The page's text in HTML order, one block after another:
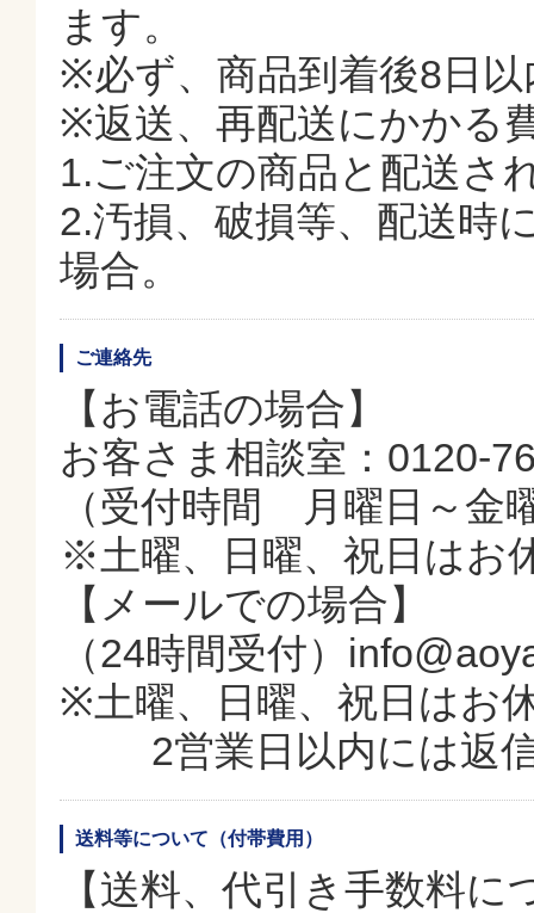
ます。
※必ず、商品到着後8日
※返送、再配送にかかる
1.ご注文の商品と配送さ
2.汚損、破損等、配送時
場合。
ご連絡先
【お電話の場合】
お客さま相談室：0120-
（受付時間 月曜日～
※土曜、日曜、祝日はお
【メールでの場合】
（24時間受付）
※土曜、日曜、祝日はお
2営業日以内には返信
送料等について（付帯費用）
【送料、代引き手数料に